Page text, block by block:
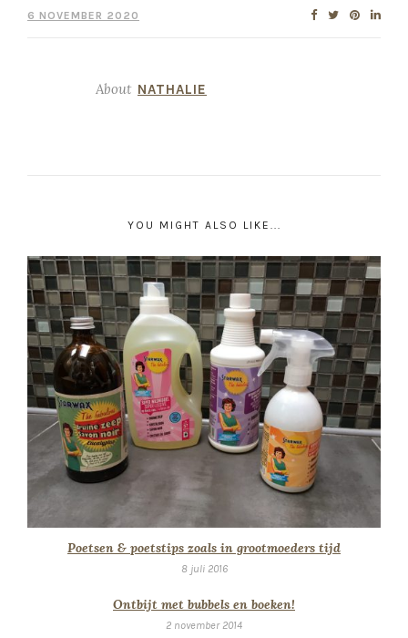
6 NOVEMBER 2020
About NATHALIE
YOU MIGHT ALSO LIKE...
Poetsen & poetstips zoals in grootmoeders tijd
8 juli 2016
Ontbijt met bubbels en boeken!
2 november 2014